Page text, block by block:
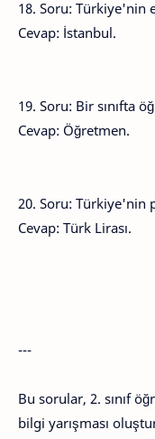
18. Soru: Türkiye'nin
Cevap: İstanbul.
19. Soru: Bir sınıfta
Cevap: Öğretmen.
20. Soru: Türkiye'nin
Cevap: Türk Lirası.
---
Bu sorular, 2. sınıf
bilgi yarışması